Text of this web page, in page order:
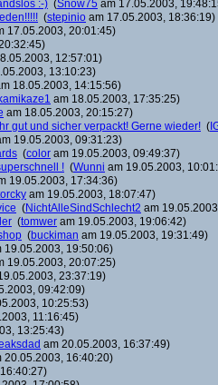
:-) (Snow75 am 17.05.2003,
(stepinio am 17.05.2003, 18:36:19)
17.05.2003, 20:01:45)
12:57:01)
13:10:23)
18.05.2003, 14:15:56)
kamikaze1 am 18.05.2003, 17:35:25)
am 18.05.2003, 20:15:27)
gut und sicher verpackt! Gerne wieder! (
19.05.2003, 09:31:23)
(color am 19.05.2003, 09:49:37)
! (Wunni am 19.05.2003,
19.05.2003, 17:34:36)
am 19.05.2003, 18:07:47)
(NichtAlleSindSchlecht2 am
(tomwer am 19.05.2003, 19:06:42)
(buckiman am 19.05.2003, 19:31:49)
19.05.2003, 19:50:06)
19.05.2003, 20:07:25)
23:37:19)
09:42:09)
10:25:53)
11:16:45)
13:25:43)
am 20.05.2003, 16:37:49)
20.05.2003, 16:40:20)